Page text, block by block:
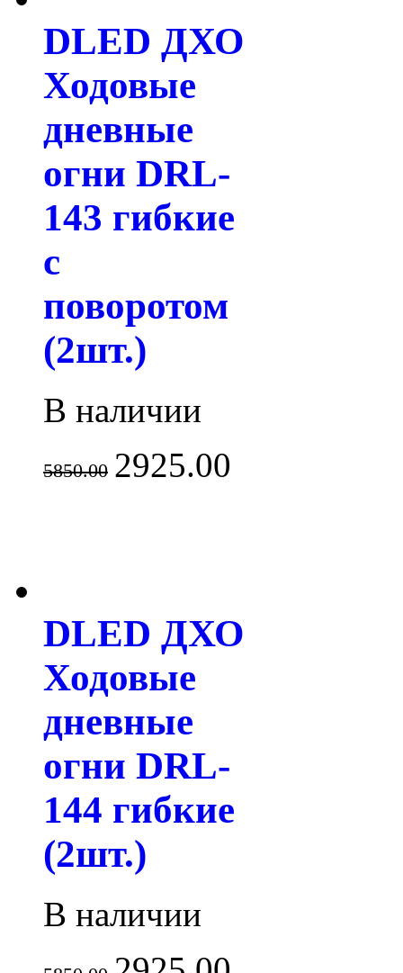
DLED ДХО
Ходовые
дневные
огни DRL-
143 гибкие
с
поворотом
(2шт.)
В наличии
5850.00 2925.00
DLED ДХО
Ходовые
дневные
огни DRL-
144 гибкие
(2шт.)
В наличии